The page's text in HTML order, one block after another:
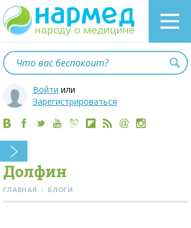
Войти или
Зарегистрироваться
Долфин
ГЛАВНАЯ › БЛОГИ